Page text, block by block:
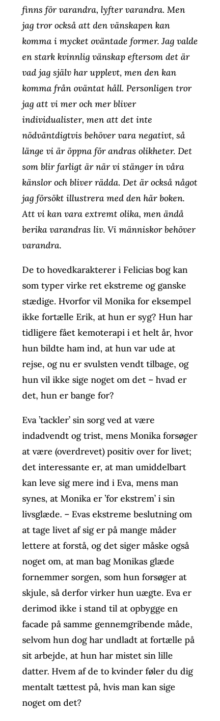
finns för varandra, lyfter varandra. Men
jag tror också att den vänskapen kan
komma i mycket oväntade former. Jag valde
en stark kvinnlig vänskap eftersom det är
vad jag själv har upplevt, men den kan
komma från oväntat håll. Personligen tror
jag att vi mer och mer bliver
individualister, men att det inte
nödväntdigtvis behöver vara negativt, så
länge vi är öppna för andras olikheter. Det
som blir farligt är när vi stänger in våra
känslor och bliver rädda. Det är också något
jag försökt illustrera med den här boken.
Att vi kan vara extremt olika, men ändå
berika varandras liv. Vi människor behöver
varandra.
De to hovedkarakterer i Felicias bog kan
som typer virke ret ekstreme og ganske
stædige. Hvorfor vil Monika for eksempel
ikke fortælle Erik, at hun er syg? Hun har
tidligere fået kemoterapi i et helt år, hvor
hun bildte ham ind, at hun var ude at
rejse, og nu er svulsten vendt tilbage, og
hun vil ikke sige noget om det – hvad er
det, hun er bange for?
Eva ’tackler’ sin sorg ved at være
indadvendt og trist, mens Monika forsøger
at være (overdrevet) positiv over for livet;
det interessante er, at man umiddelbart
kan leve sig mere ind i Eva, mens man
synes, at Monika er ’for ekstrem’ i sin
livsglæde. – Evas ekstreme beslutning om
at tage livet af sig er på mange måder
lettere at forstå, og det siger måske også
noget om, at man bag Monikas glæde
fornemmer sorgen, som hun forsøger at
skjule, så derfor virker hun uægte. Eva er
derimod ikke i stand til at opbygge en
facade på samme gennemgribende måde,
selvom hun dog har undladt at fortælle på
sit arbejde, at hun har mistet sin lille
datter. Hvem af de to kvinder føler du dig
mentalt tættest på, hvis man kan sige
noget om det?